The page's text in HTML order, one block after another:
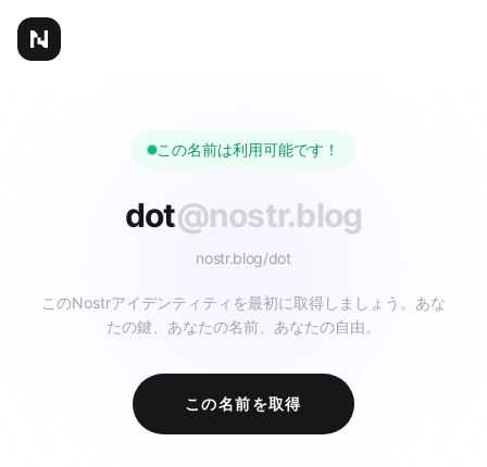
この名前は利用可能です！
dot@nostr.blog
nostr.blog/dot
このNostrアイデンティティを最初に取得しましょう。あな
たの鍵、あなたの名前、あなたの自由。
この名前を取得